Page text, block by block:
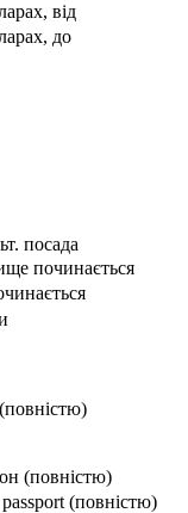
від
до
посада
починається
(повністю)
(повністю)